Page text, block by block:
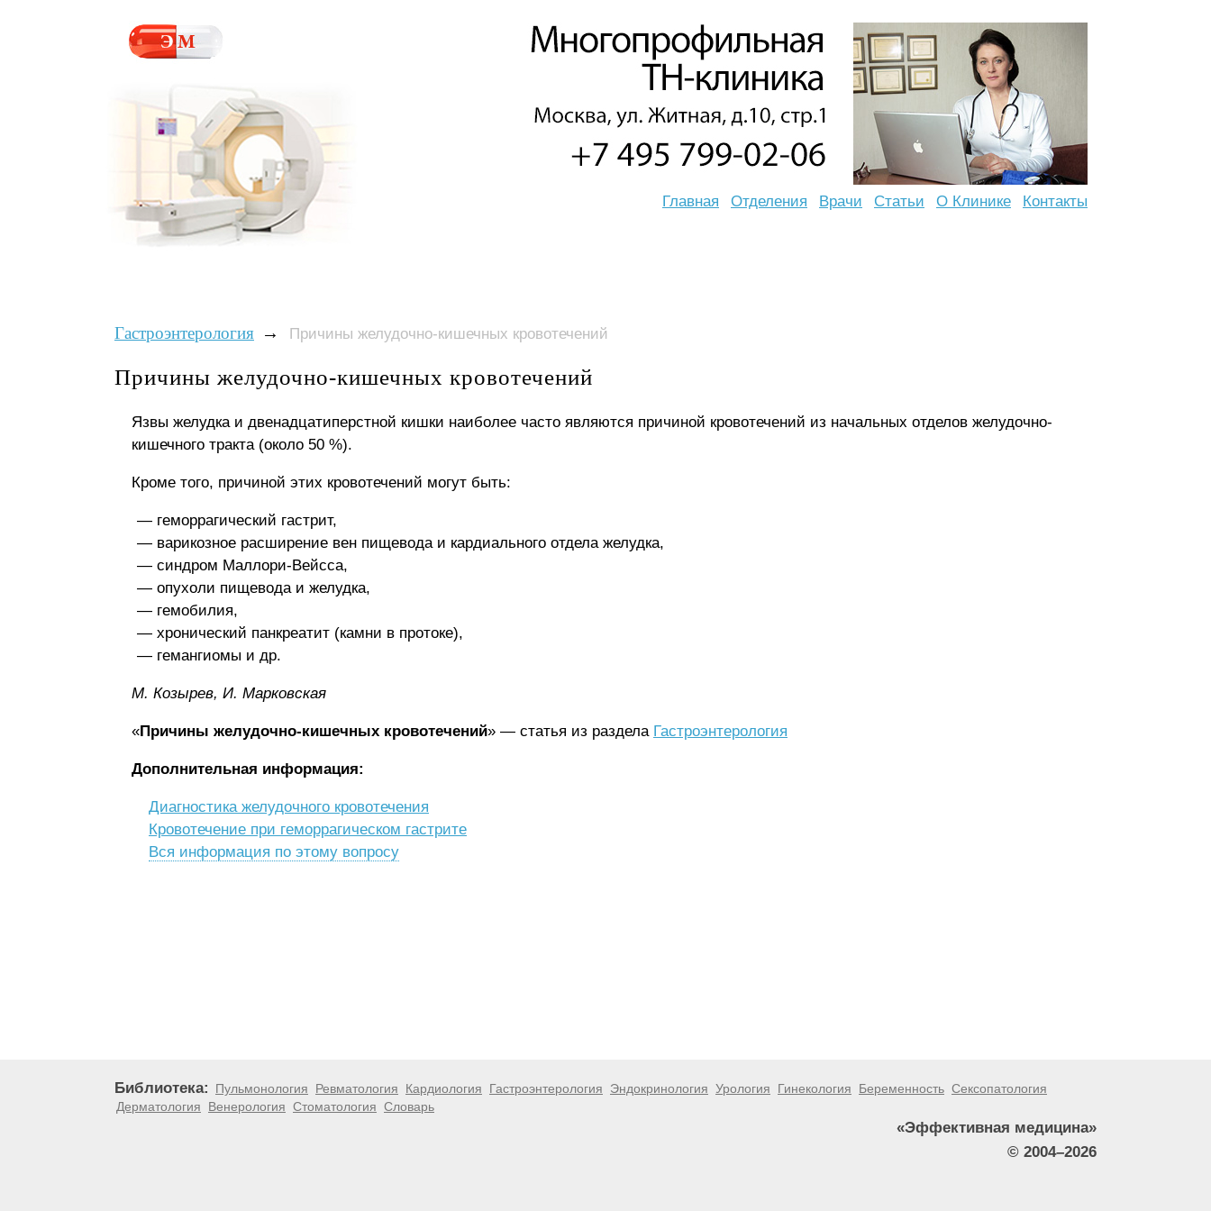
Главная Отделения Врачи Статьи О Клинике Контакты
Гастроэнтерология → Причины желудочно-кишечных кровотечений
Причины желудочно-кишечных кровотечений
Язвы желудка и двенадцатиперстной кишки наиболее часто являются причиной кровотечений из начальных отделов желудочно-
кишечного тракта (около 50 %).
Кроме того, причиной этих кровотечений могут быть:
геморрагический гастрит,
варикозное расширение вен пищевода и кардиального отдела желудка,
синдром Маллори-Вейсса,
опухоли пищевода и желудка,
гемобилия,
хронический панкреатит (камни в протоке),
гемангиомы и др.
М. Козырев, И. Марковская
«Причины желудочно-кишечных кровотечений» — статья из раздела Гастроэнтерология
Дополнительная информация:
Диагностика желудочного кровотечения
Кровотечение при геморрагическом гастрите
Вся информация по этому вопросу
Библиотека: Пульмонология Ревматология Кардиология Гастроэнтерология Эндокринология Урология Гинекология Беременность Сексопатология
Дерматология
Венерология Стоматология Словарь
«Эффективная медицина»
© 2004–2026